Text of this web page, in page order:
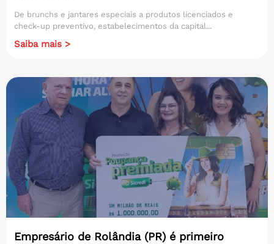
De brunchs e jantares especiais a produtos licenciados e
check-up preventivo, estabelecimentos da capital...
Saiba mais >
Empresário de Rolândia (PR) é primeiro